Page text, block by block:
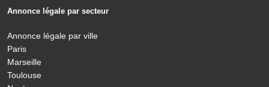
Annonce légale par secteur
Annonce légale par ville
Paris
Marseille
Toulouse